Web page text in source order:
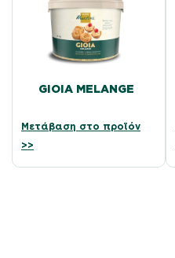
GIOIA MELANGE
Μετάβαση στο προϊόν
>>